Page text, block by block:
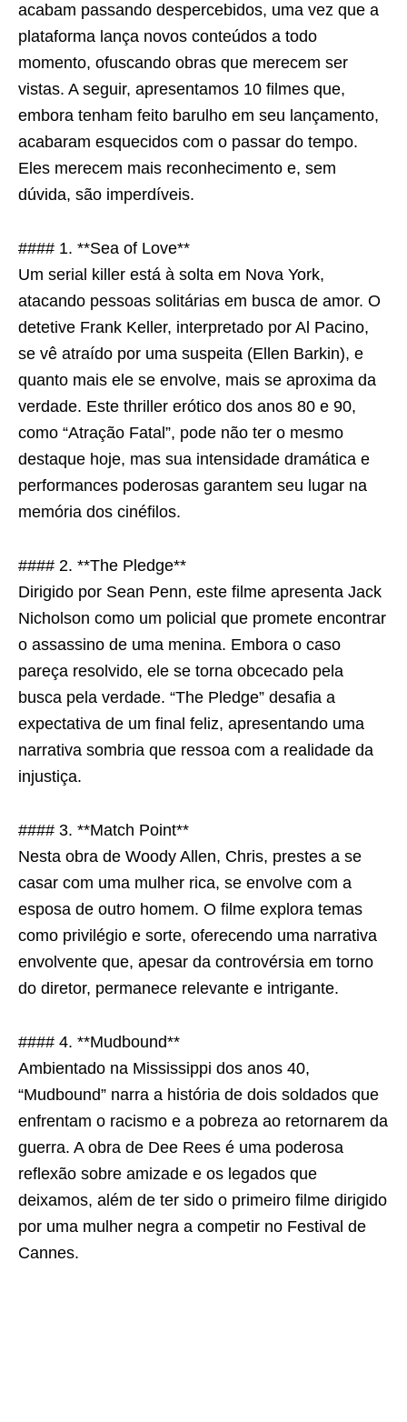
acabam passando despercebidos, uma vez que a
plataforma lança novos conteúdos a todo
momento, ofuscando obras que merecem ser
vistas. A seguir, apresentamos 10 filmes que,
embora tenham feito barulho em seu lançamento,
acabaram esquecidos com o passar do tempo.
Eles merecem mais reconhecimento e, sem
dúvida, são imperdíveis.
#### 1. **Sea of Love**
Um serial killer está à solta em Nova York,
atacando pessoas solitárias em busca de amor. O
detetive Frank Keller, interpretado por Al Pacino,
se vê atraído por uma suspeita (Ellen Barkin), e
quanto mais ele se envolve, mais se aproxima da
verdade. Este thriller erótico dos anos 80 e 90,
como “Atração Fatal”, pode não ter o mesmo
destaque hoje, mas sua intensidade dramática e
performances poderosas garantem seu lugar na
memória dos cinéfilos.
#### 2. **The Pledge**
Dirigido por Sean Penn, este filme apresenta Jack
Nicholson como um policial que promete encontrar
o assassino de uma menina. Embora o caso
pareça resolvido, ele se torna obcecado pela
busca pela verdade. “The Pledge” desafia a
expectativa de um final feliz, apresentando uma
narrativa sombria que ressoa com a realidade da
injustiça.
#### 3. **Match Point**
Nesta obra de Woody Allen, Chris, prestes a se
casar com uma mulher rica, se envolve com a
esposa de outro homem. O filme explora temas
como privilégio e sorte, oferecendo uma narrativa
envolvente que, apesar da controvérsia em torno
do diretor, permanece relevante e intrigante.
#### 4. **Mudbound**
Ambientado na Mississippi dos anos 40,
“Mudbound” narra a história de dois soldados que
enfrentam o racismo e a pobreza ao retornarem da
guerra. A obra de Dee Rees é uma poderosa
reflexão sobre amizade e os legados que
deixamos, além de ter sido o primeiro filme dirigido
por uma mulher negra a competir no Festival de
Cannes.